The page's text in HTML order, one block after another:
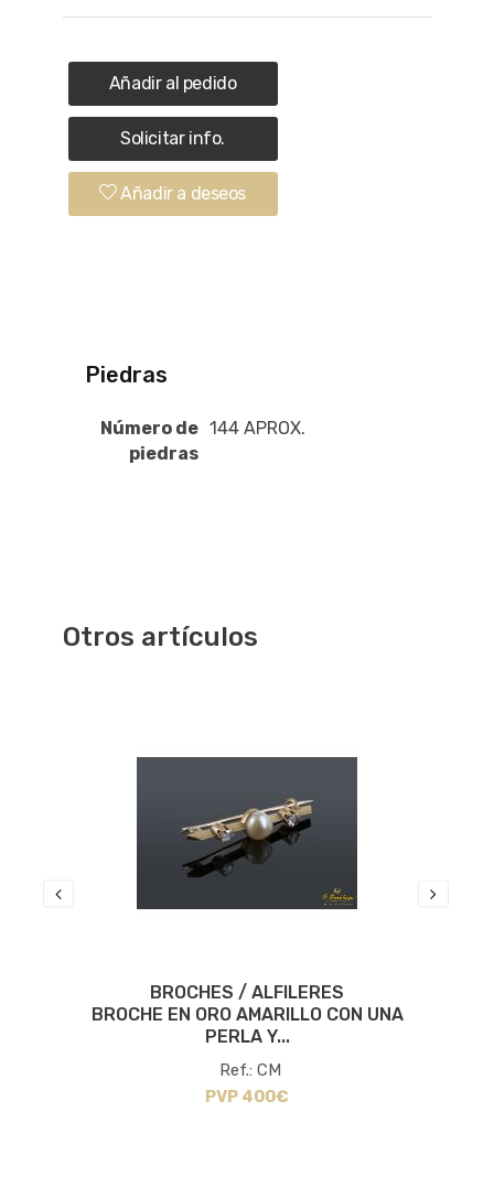
Añadir al pedido
Solicitar info.
Añadir a deseos
Piedras
Número de
piedras
144 APROX.
Otros artículos
BROCHES / ALFILERES
BROCHE EN ORO AMARILLO CON UNA
PERLA Y...
Ref.: CM
PVP 400€